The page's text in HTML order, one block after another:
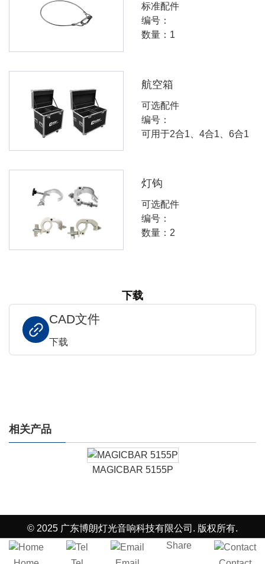
标准配件
编号：
数量：1
航空箱
可选配件
编号：
可用于2合1、4合1、6合1
灯钩
可选配件
编号：
数量：2
下载
CAD文件
下载
相关产品
MAGICBAR 5155P
© 2025 广东博朗灯光音响科技有限公司. 版权所有.
Share